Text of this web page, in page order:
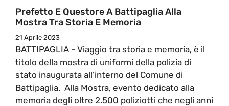
Prefetto E Questore A Battipaglia Alla
Mostra Tra Storia E Memoria
21 Aprile 2023
BATTIPAGLIA - Viaggio tra storia e memoria, è il
titolo della mostra di uniformi della polizia di
stato inaugurata all’interno del Comune di
Battipaglia. Alla Mostra, evento dedicato alla
memoria degli oltre 2.500 poliziotti che negli anni